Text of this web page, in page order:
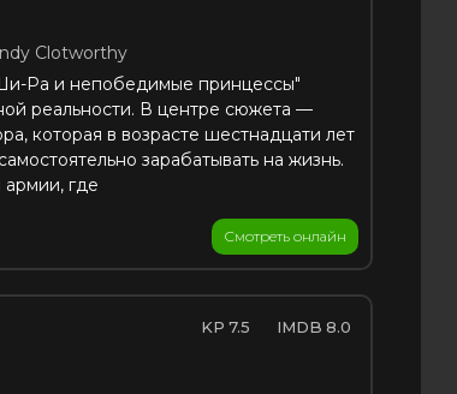
Clotworthy
Ра и непобедимые принцессы"
реальности. В центре сюжета —
которая в возрасте шестнадцати лет
зарабатывать на жизнь.
где
Смотреть онлайн
7.5 8.0